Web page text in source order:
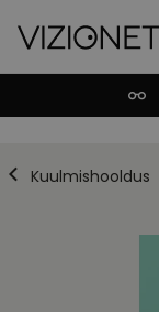
Kuulmishooldus